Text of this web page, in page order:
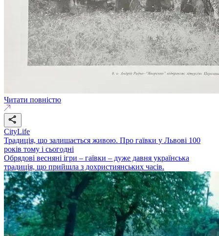
Читати повністю
CityLife
Традиція, що залишається живою. Про гаївки у Львові 100
років тому і сьогодні
Обрядові весняні ігри – гаївки – дуже давня українська
традиція, що прийшла з дохристиянських часів.